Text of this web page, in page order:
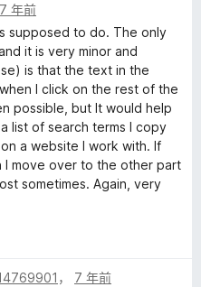
7 年前
supposed to do. The only
it is very minor and
is that the text in the
I click on the rest of the
possible, but It would help
list of search terms I copy
a website I work with. If
move over to the other part
sometimes. Again, very
， 7 年前